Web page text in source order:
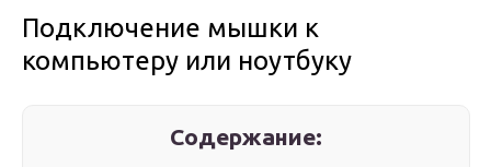
Подключение мышки к
компьютеру или ноутбуку
Содержание: